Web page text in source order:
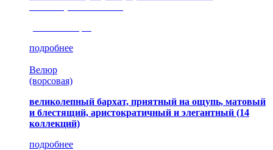
подробнее
Велюр
(ворсовая)
великолепный бархат, приятный на ощупь, матовый
и блестящий, аристократичный и элегантный (14
коллекций)
подробнее